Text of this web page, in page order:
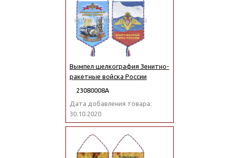
Вымпел шелкография Зенитно-
ракетные войска России
23080008А
Дата добавления товара:
30.10.2020